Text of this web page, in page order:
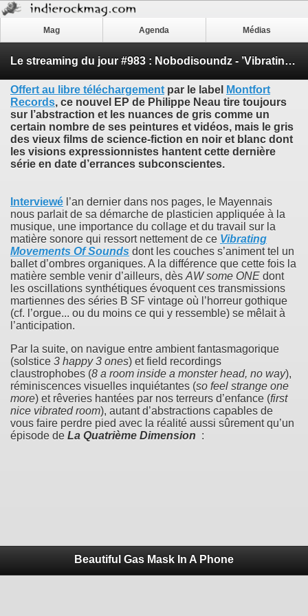
Mag Agenda Médias
Le streaming du jour #983 : Nobodisoundz - ’Vibrating Movements Of Sounds EP’
Offert au libre téléchargement par le label
Montfort
Records, ce nouvel EP de Philippe Neau tire toujours
sur l’abstraction et les nuances de gris comme un
certain nombre de ses peintures et vidéos, mais le gris
des vieux films de science-fiction en noir et blanc dont
les visions expressionnistes hantent cette dernière
série en date d’errances subconscientes.
Interviewé l’an dernier dans nos pages, le Mayennais
nous parlait de sa démarche de plasticien appliquée à la
musique, une importance du collage et du travail sur la
matière sonore qui ressort nettement de ce Vibrating
Movements Of Sounds dont les couches s’animent tel un
ballet d’ombres organiques. A la différence que cette fois la
matière semble venir d’ailleurs, dès AW some ONE dont
les oscillations synthétiques évoquent ces transmissions
martiennes des séries B SF vintage où l’horreur gothique
(cf. l’orgue... ou du moins ce qui y ressemble) se mêlait à
l’anticipation.
Par la suite, on navigue entre ambient fantasmagorique
(solstice 3 happy 3 ones) et field recordings
claustrophobes (8 a room inside a monster head, no way),
réminiscences visuelles inquiétantes (so feel strange one
more) et rêveries hantées par nos terreurs d’enfance (first
nice vibrated room), autant d’abstractions capables de
vous faire perdre pied avec la réalité aussi sûrement qu’un
épisode de La Quatrième Dimension :
Beautiful Gas Mask In A Phone